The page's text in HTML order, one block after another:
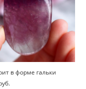
в форме гальки